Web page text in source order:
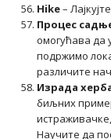
Hike–
Процес
омогућава да
подржимо
различите
Израда
биљних
Научите да